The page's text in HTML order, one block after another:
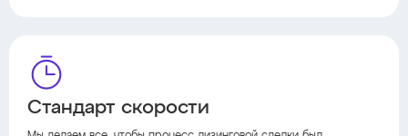
Стандарт скорости